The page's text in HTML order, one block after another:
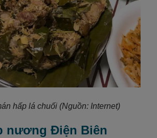
hấp lá chuối(Nguồn: Internet)
nương Điện Biên